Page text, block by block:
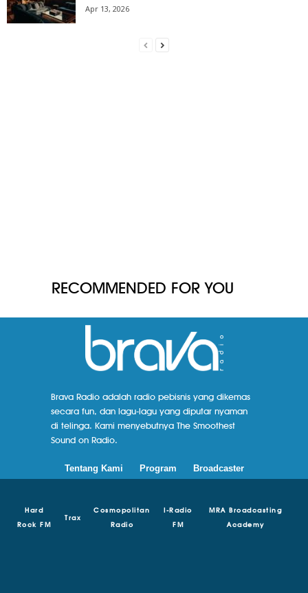
Apr 13, 2026
RECOMMENDED FOR YOU
Brava Radio adalah radio pebisnis yang dikemas
secara fun, dan lagu-lagu yang diputar nyaman
di telinga. Kami menyebutnya The Smoothest
Sound on Radio.
Tentang Kami Program Broadcaster
Hard
Rock FM
Trax
Cosmopolitan
Radio
I-Radio
FM
MRA Broadcasting
Academy